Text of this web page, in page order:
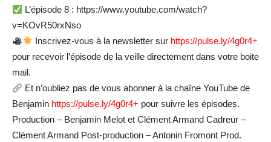
L’épisode 8 : https://www.youtube.com/watch?
v=KOvR50rxNso
Inscrivez-vous à la newsletter sur https://pulse.ly/4g0r4+
pour recevoir l’épisode de la veille directement dans votre boite
mail.
Et n’oubliez pas de vous abonner à la chaîne YouTube de
Benjamin https://pulse.ly/4g0r4+ pour suivre les épisodes.
Production – Benjamin Melot et Clément Armand Cadreur –
Clément Armand Post-production – Antonin Fromont Prod.